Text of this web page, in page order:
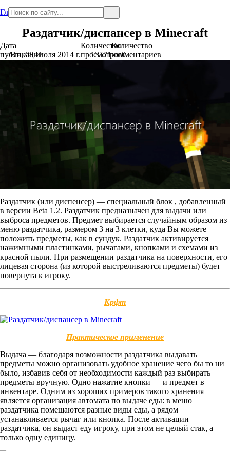
Главная
Раздатчик/диспансер в Minecraft
Дата
публикации
Вт., 08 Июля 2014 г.
Количество
просмотров
13571
Количество
комментариев
0
Раздатчик (или диспенсер) — специальный блок , добавленный
в версии Beta 1.2. Раздатчик предназначен для выдачи или
выброса предметов. Предмет выбирается случайным образом из
меню раздатчика, размером 3 на 3 клетки, куда Вы можете
положить предметы, как в сундук. Раздатчик активируется
нажимными пластинками, рычагами, кнопками и схемами из
красной пыли. При размещении раздатчика на поверхности, его
лицевая сторона (из которой выстреливаются предметы) будет
повернута к игроку.
Крфт
Практическое применение
Выдача — благодаря возможности раздатчика выдавать
предметы можно организовать удобное хранение чего бы то ни
было, избавив себя от необходимости каждый раз выбирать
предметы вручную. Одно нажатие кнопки — и предмет в
инвентаре. Одним из хороших примеров такого хранения
является организация автомата по выдаче еды: в меню
раздатчика помещаются разные виды еды, а рядом
устанавливается рычаг или кнопка. После активации
раздатчика, он выдаст еду игроку, при этом не целый стак, а
только одну единицу.